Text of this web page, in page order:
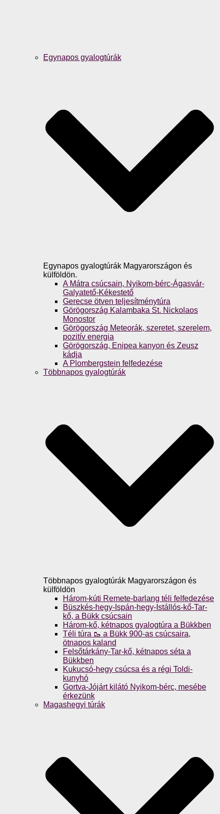
Egynapos gyalogtúrák
Egynapos gyalogtúrák Magyarországon és
külföldön.
A Mátra csúcsain, Nyikom-bérc-Ágasvár-
Galyatető-Kékestető
Gerecse ötven teljesítménytúra
Görögország Kalambaka St. Nickolaos
Monostor
Görögország Meteorák, szeretet, szerelem,
pozitív energia
Görögország, Enipea kanyon és Zeusz
kádja
A Plombergstein felfedezése
Többnapos gyalogtúrák
Többnapos gyalogtúrák Magyarországon és
külföldön
Három-kúti Remete-barlang téli felfedezése
Büszkés-hegy-Ispán-hegy-Istállós-kő-Tar-
kő, a Bükk csúcsain
Három-kő, kétnapos gyalogtúra a Bükkben
Téli túra 🥾 a Bükk 900-as csúcsaira,
ötnapos kaland
Felsőtárkány-Tar-kő, kétnapos séta a
Bükkben
Kukucsó-hegy csúcsa és a régi Toldi-
kunyhó
Gortva-Jójárt kilátó Nyikom-bérc, mesébe
érkezünk
Magashegyi túrák